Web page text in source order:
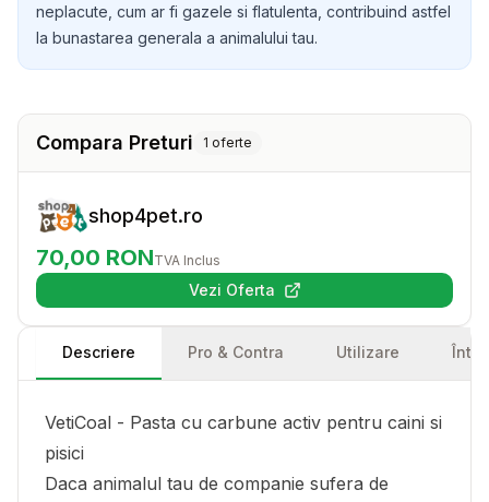
neplacute, cum ar fi gazele si flatulenta, contribuind astfel
la bunastarea generala a animalului tau.
Compara Preturi 1 oferte
shop4pet.ro
70,00 RONTVA Inclus
Vezi Oferta(se deschide într-o filă nouă)
Descriere Pro & Contra Utilizare
VetiCoal - Pasta cu carbune activ pentru caini si
pisici
Daca animalul tau de companie sufera de